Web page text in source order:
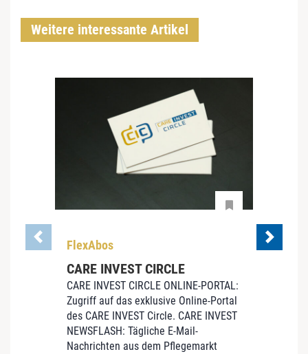
Weitere interessante Artikel
FlexAbos
CARE INVEST CIRCLE
CARE INVEST CIRCLE ONLINE-PORTAL:
Zugriff auf das exklusive Online-Portal
des CARE INVEST Circle. CARE INVEST
NEWSFLASH: Tägliche E-Mail-
Nachrichten aus dem Pflegemarkt